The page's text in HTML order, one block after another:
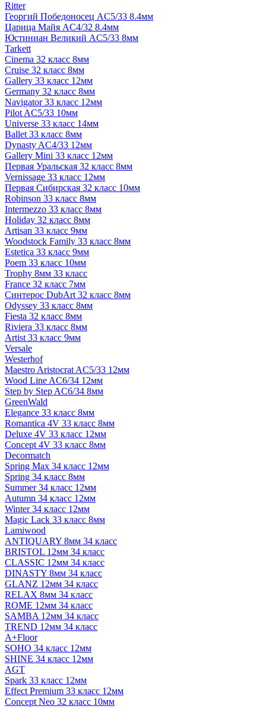
Ritter
Георгий Победоносец AC5/33 8.4мм
Царица Майя AC4/32 8.4мм
Юстиниан Великий AC5/33 8мм
Tarkett
Cinema 32 класс 8мм
Cruise 32 класс 8мм
Gallery 33 класс 12мм
Germany 32 класс 8мм
Navigator 33 класс 12мм
Pilot AC5/33 10мм
Universe 33 класс 14мм
Ballet 33 класс 8мм
Dynasty AC4/33 12мм
Gallery Mini 33 класс 12мм
Первая Уральская 32 класс 8мм
Vernissage 33 класс 12мм
Первая Сибирская 32 класс 10мм
Robinson 33 класс 8мм
Intermezzo 33 класс 8мм
Holiday 32 класс 8мм
Artisan 33 класс 9мм
Woodstock Family 33 класс 8мм
Estetica 33 класс 9мм
Poem 33 класс 10мм
Trophy 8мм 33 класс
France 32 класс 7мм
Синтерос DubArt 32 класс 8мм
Odyssey 33 класс 8мм
Fiesta 32 класс 8мм
Riviera 33 класс 8мм
Artist 33 класс 9мм
Versale
Westerhof
Maestro Aristocrat AC5/33 12мм
Wood Line AC6/34 12мм
Step by Step AC6/34 8мм
GreenWald
Elegance 33 класс 8мм
Romantica 4V 33 класс 8мм
Deluxe 4V 33 класс 12мм
Concept 4V 33 класс 8мм
Decormatch
Spring Max 34 класс 12мм
Spring 34 класс 8мм
Summer 34 класс 12мм
Autumn 34 класс 12мм
Winter 34 класс 12мм
Magic Lack 33 класс 8мм
Lamiwood
ANTIQUARY 8мм 34 класс
BRISTOL 12мм 34 класс
CLASSIC 12мм 34 класс
DINASTY 8мм 34 класс
GLANZ 12мм 34 класс
RELAX 8мм 34 класс
ROME 12мм 34 класс
SAMBA 12мм 34 класс
TREND 12мм 34 класс
A+Floor
SOHO 34 класс 12мм
SHINE 34 класс 12мм
AGT
Spark 33 класс 12мм
Effect Premium 33 класс 12мм
Concept Neo 32 класс 10мм